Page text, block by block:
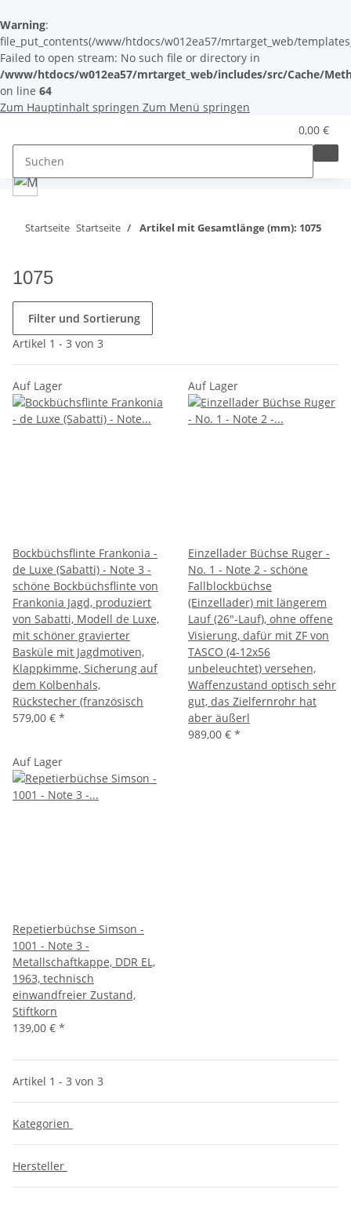
Warning:
file_put_contents(/www/htdocs/w012ea57/mrtarget_web/
Failed to open stream: No such file or directory in
/www/htdocs/w012ea57/mrtarget_web/includes/src/Cache/
on line 64
Zum Hauptinhalt springen Zum Menü springen
0,00 €
Startseite Startseite Artikel mit Gesamtlänge (mm): 1075
1075
Filter und Sortierung
Artikel 1 - 3 von 3
Auf Lager
Bockbüchsflinte Frankonia -
de Luxe (Sabatti) - Note 3 -
schöne Bockbüchsflinte von
Frankonia Jagd, produziert
von Sabatti, Modell de Luxe,
mit schöner gravierter
Basküle mit Jagdmotiven,
Klappkimme, Sicherung auf
dem Kolbenhals,
Rückstecher (französisch
579,00 € *
Auf Lager
Einzellader Büchse Ruger -
No. 1 - Note 2 - schöne
Fallblockbüchse
(Einzellader) mit längerem
Lauf (26"-Lauf), ohne offene
Visierung, dafür mit ZF von
TASCO (4-12x56
unbeleuchtet) versehen,
Waffenzustand optisch sehr
gut, das Zielfernrohr hat
aber äußerl
989,00 € *
Auf Lager
Repetierbüchse Simson -
1001 - Note 3 -
Metallschaftkappe, DDR EL,
1963, technisch
einwandfreier Zustand,
Stiftkorn
139,00 € *
Artikel 1 - 3 von 3
Kategorien
Hersteller